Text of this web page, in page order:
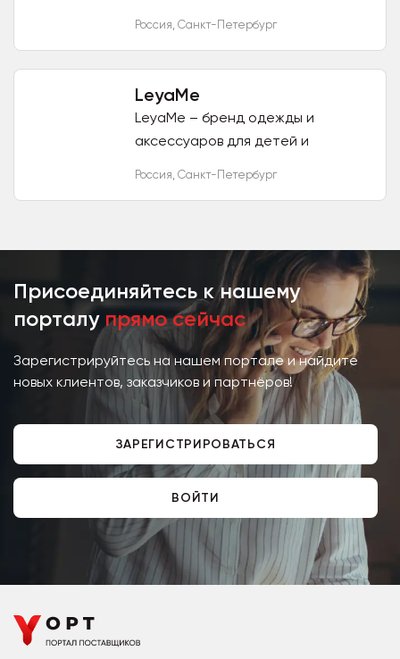
ткани. Верхняя одежда от
Россия, Санкт-Петербург
LeyaMe
LeyaMe – бренд одежды и
аксессуаров для детей и
выпускаются сезонные коллекции
Россия, Санкт-Петербург
Присоединяйтесь к нашему
порталу прямо сейчас
Зарегистрируйтесь на нашем портале и найдите
новых клиентов, заказчиков и партнёров!
ЗАРЕГИСТРИРОВАТЬСЯ
ВОЙТИ